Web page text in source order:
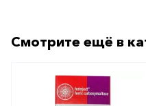
Смотрите ещё в